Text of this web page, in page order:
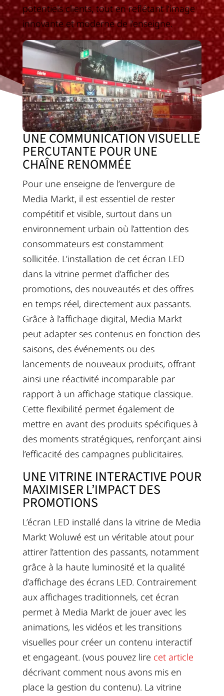
potentiels clients, tout en reflétant l’image
innovante et moderne de l’enseigne.
UNE COMMUNICATION VISUELLE
PERCUTANTE POUR UNE
CHAÎNE RENOMMÉE
Pour une enseigne de l’envergure de
Media Markt, il est essentiel de rester
compétitif et visible, surtout dans un
environnement urbain où l’attention des
consommateurs est constamment
sollicitée. L’installation de cet écran LED
dans la vitrine permet d’afficher des
promotions, des nouveautés et des offres
en temps réel, directement aux passants.
Grâce à l’affichage digital, Media Markt
peut adapter ses contenus en fonction des
saisons, des événements ou des
lancements de nouveaux produits, offrant
ainsi une réactivité incomparable par
rapport à un affichage statique classique.
Cette flexibilité permet également de
mettre en avant des produits spécifiques à
des moments stratégiques, renforçant ainsi
l’efficacité des campagnes publicitaires.
UNE VITRINE INTERACTIVE POUR
MAXIMISER L’IMPACT DES
PROMOTIONS
L’écran LED installé dans la vitrine de Media
Markt Woluwé est un véritable atout pour
attirer l’attention des passants, notamment
grâce à la haute luminosité et la qualité
d’affichage des écrans LED. Contrairement
aux affichages traditionnels, cet écran
permet à Media Markt de jouer avec les
animations, les vidéos et les transitions
visuelles pour créer un contenu interactif
et engageant. (vous pouvez lire cet article
décrivant comment nous avons mis en
place la gestion du contenu). La vitrine